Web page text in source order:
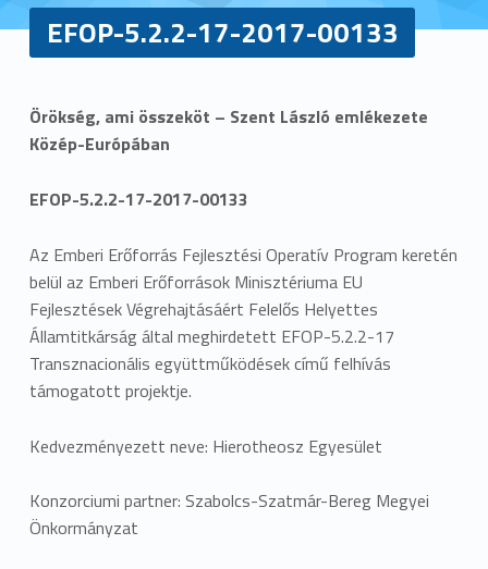
EFOP-5.2.2-17-2017-00133
E
F
O
P
-
5
.
2
.
2
Örökség, ami összeköt – Szent László emlékezete
Közép-Európában
EFOP-5.2.2-17-2017-00133
Az Emberi Erőforrás Fejlesztési Operatív Program keretén
belül az Emberi Erőforrások Minisztériuma EU
Fejlesztések Végrehajtásáért Felelős Helyettes
Államtitkárság által meghirdetett EFOP-5.2.2-17
Transznacionális együttműködések című felhívás
támogatott projektje.
Kedvezményezett neve: Hierotheosz Egyesület
Konzorciumi partner: Szabolcs-Szatmár-Bereg Megyei
Önkormányzat